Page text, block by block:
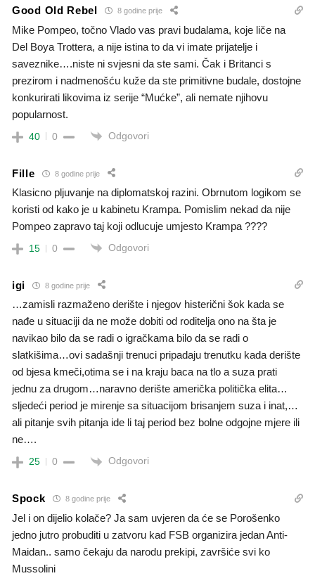
Good Old Rebel 8 godine prije
Mike Pompeo, točno Vlado vas pravi budalama, koje liče na
Del Boya Trottera, a nije istina to da vi imate prijatelje i
saveznike….niste ni svjesni da ste sami. Čak i Britanci s
prezirom i nadmenošću kuže da ste primitivne budale, dostojne
konkurirati likovima iz serije “Mućke”, ali nemate njihovu
popularnost.
40 0 Odgovori
Fille 8 godine prije
Klasicno pljuvanje na diplomatskoj razini. Obrnutom logikom se
koristi od kako je u kabinetu Krampa. Pomislim nekad da nije
Pompeo zapravo taj koji odlucuje umjesto Krampa ????
15 0 Odgovori
igi 8 godine prije
…zamisli razmaženo derište i njegov histerični šok kada se
nađe u situaciji da ne može dobiti od roditelja ono na šta je
navikao bilo da se radi o igračkama bilo da se radi o
slatkišima…ovi sadašnji trenuci pripadaju trenutku kada derište
od bjesa kmeči,otima se i na kraju baca na tlo a suza prati
jednu za drugom…naravno derište američka politička elita…
sljedeći period je mirenje sa situacijom brisanjem suza i inat,…
ali pitanje svih pitanja ide li taj period bez bolne odgojne mjere ili
ne….
25 0 Odgovori
Spock 8 godine prije
Jel i on dijelio kolače? Ja sam uvjeren da će se Porošenko
jedno jutro probuditi u zatvoru kad FSB organizira jedan Anti-
Maidan.. samo čekaju da narodu prekipi, završiće svi ko
Mussolini